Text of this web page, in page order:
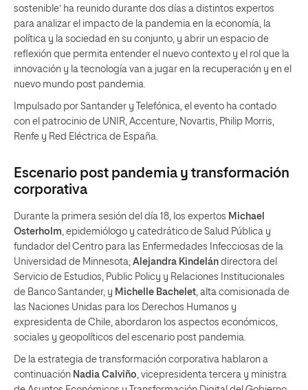
sostenible’ ha reunido durante dos días a distintos expertos
para analizar el impacto de la pandemia en la economía, la
política y la sociedad en su conjunto, y abrir un espacio de
reflexión que permita entender el nuevo contexto y el rol que la
innovación y la tecnología van a jugar en la recuperación y en el
nuevo mundo post pandemia.
Impulsado por Santander y Telefónica, el evento ha contado
con el patrocinio de UNIR, Accenture, Novartis, Philip Morris,
Renfe y Red Eléctrica de España.
Escenario post pandemia y transformación
corporativa
Durante la primera sesión del día 18, los expertos Michael
Osterholm , epidemiólogo y catedrático de Salud Pública y
fundador del Centro para las Enfermedades Infecciosas de la
Universidad de Minnesota; Alejandra Kindelán directora del
Servicio de Estudios, Public Policy y Relaciones Institucionales
de Banco Santander, y Michelle Bachelet , alta comisionada de
las Naciones Unidas para los Derechos Humanos y
expresidenta de Chile, abordaron los aspectos económicos,
sociales y geopolíticos del escenario post pandemia.
De la estrategia de transformación corporativa hablaron a
continuación Nadia Calviño , vicepresidenta tercera y ministra